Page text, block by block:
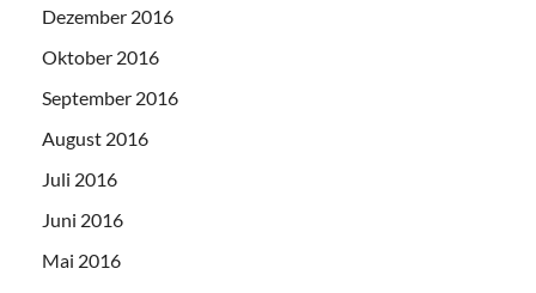
Dezember 2016
Oktober 2016
September 2016
August 2016
Juli 2016
Juni 2016
Mai 2016